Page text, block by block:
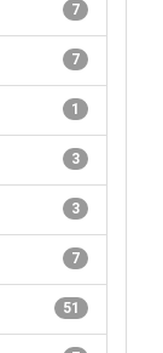
7
7
1
3
3
7
51